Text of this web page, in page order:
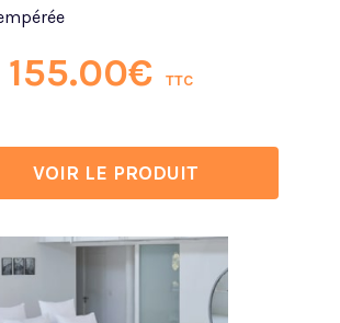
155.00€ TTC
VOIR LE PRODUIT